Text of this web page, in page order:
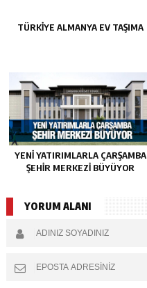
TÜRKIYE ALMANYA EV TAŞIMA
YENI YATIRIMLARLA ÇARŞAMBA
ŞEHIR MERKEZI BÜYÜYOR
YORUM ALANI